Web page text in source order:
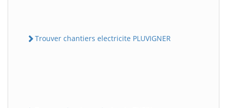
Trouver chantiers electricite PLUVIGNER